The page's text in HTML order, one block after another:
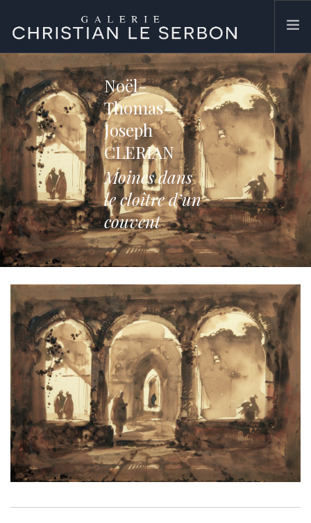
ACCUEIL
ŒUVRES
GALERIE
CONTACT
SEARCH SITE
Noël-
Thomas-
Joseph
CLERIAN
Moines dans
le cloître d’un
couvent